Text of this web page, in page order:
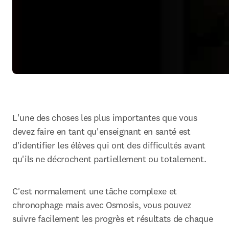
L'une des choses les plus importantes que vous
devez faire en tant qu'enseignant en santé est
d'identifier les élèves qui ont des difficultés avant
qu'ils ne décrochent partiellement ou totalement.
C'est normalement une tâche complexe et
chronophage mais avec Osmosis, vous pouvez
suivre facilement les progrès et résultats de chaque